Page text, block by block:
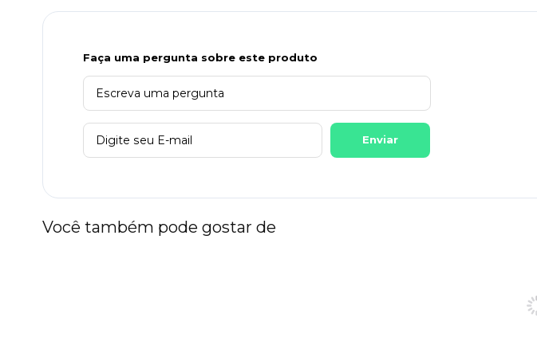
Faça uma pergunta sobre este produto
Enviar
Você também pode gostar de